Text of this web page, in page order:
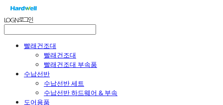
LOG IN로그인
빨래건조대
빨래건조대
빨래건조대 부속품
수납선반
수납선반 세트
수납선반 하드웨어 & 부속
도어용품